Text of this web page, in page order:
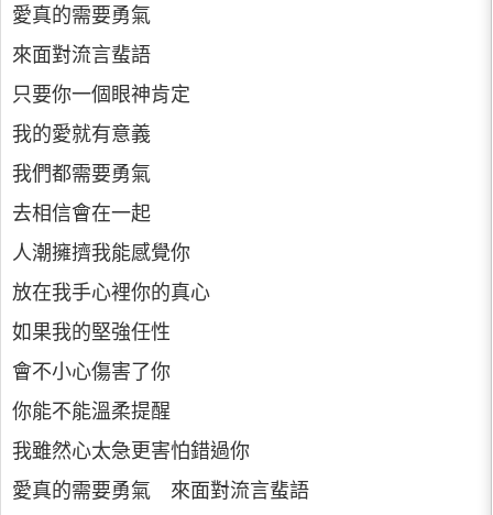
愛真的需要勇氣
來面對流言蜚語
只要你一個眼神肯定
我的愛就有意義
我們都需要勇氣
去相信會在一起
人潮擁擠我能感覺你
放在我手心裡你的真心
如果我的堅強任性
會不小心傷害了你
你能不能溫柔提醒
我雖然心太急更害怕錯過你
愛真的需要勇氣 來面對流言蜚語